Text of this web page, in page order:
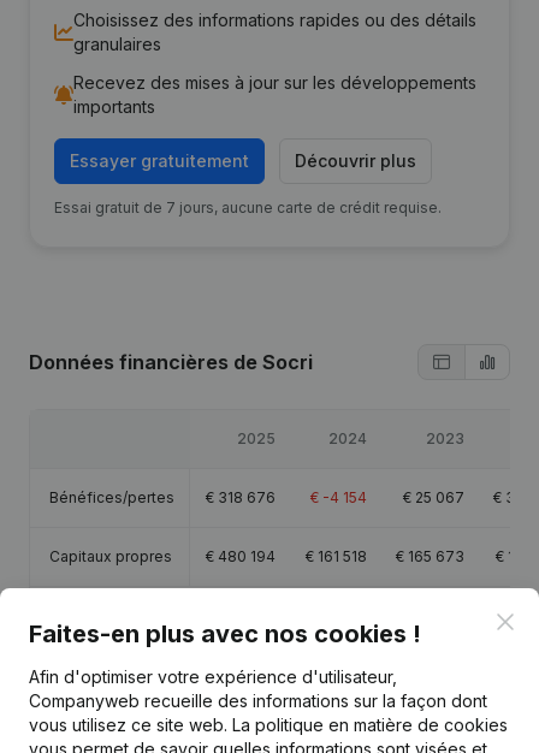
Choisissez des informations rapides ou des détails
granulaires
Recevez des mises à jour sur les développements
importants
Essayer gratuitement Découvrir plus
Essai gratuit de 7 jours, aucune carte de crédit requise.
Données financières de Socri
2025 2024 2023
Bénéfices/pertes € 318 676 € -4 154 € 25 067 € 332
Capitaux propres € 480 194 € 161 518 € 165 673 € 140
€391
Faites-en plus avec nos cookies !
Afin d'optimiser votre expérience d'utilisateur,
Companyweb recueille des informations sur la façon dont
vous utilisez ce site web. La politique en matière de cookies
vous permet de savoir quelles informations sont visées et